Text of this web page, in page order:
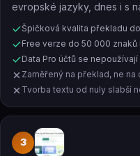
evropské jazyky, dnes i s
Špičková kvalita překladu
Free verze do 50 000 znaků
Data Pro účtů se nepoužívají
Zaměřený na překlad, ne
Tvorba textu od nuly slabší
3